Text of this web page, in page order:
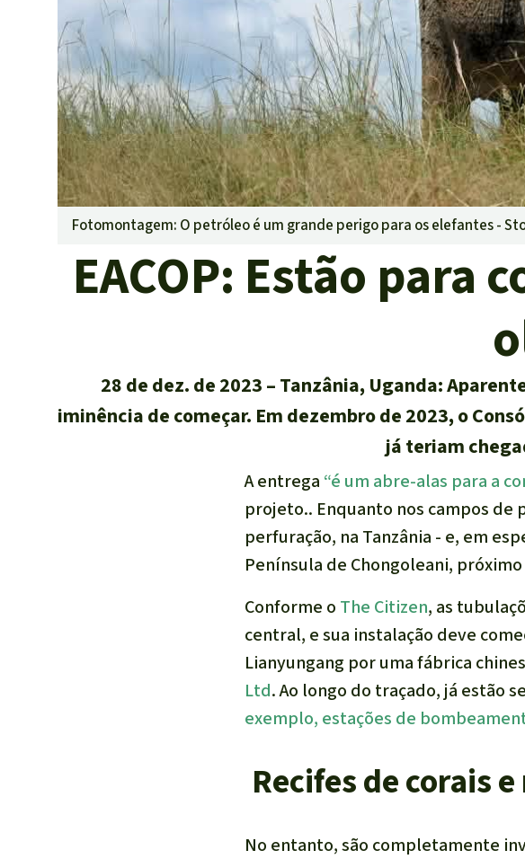
Pecuária intensiva
Roubo de terras
Alumínio
Caça furtiva
Áreas de proteção ambiental
Fotomontagem: O petróleo é um grande perigo para os elefantes -
EACOP: Estão para
28 de dez. de 2023
Tanzânia, Uganda:
iminência de começar. Em dezembro de 2023, o
já teriam
A entrega “é um abre-alas para a
projeto.. Enquanto nos campos
perfuração, na Tanzânia - e, em
Península de Chongoleani,
Conforme o The Citizen, as
central, e sua instalação deve
Lianyungang por uma fábrica
Ltd. Ao longo do traçado, já estão
exemplo, estações de
Recifes de corais
No entanto, são completamente